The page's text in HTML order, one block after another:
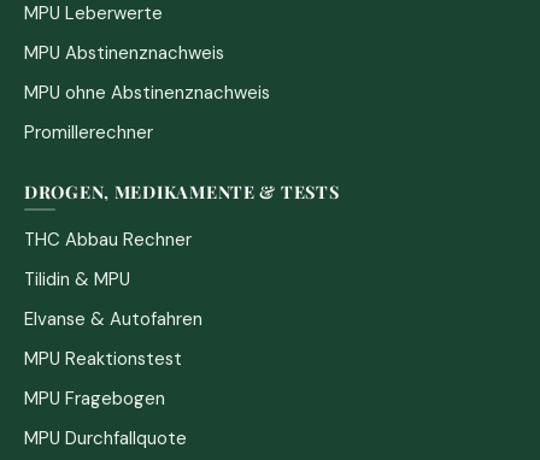
MPU Leberwerte
MPU Abstinenznachweis
MPU ohne Abstinenznachweis
Promillerechner
DROGEN, MEDIKAMENTE & TESTS
THC Abbau Rechner
Tilidin & MPU
Elvanse & Autofahren
MPU Reaktionstest
MPU Fragebogen
MPU Durchfallquote